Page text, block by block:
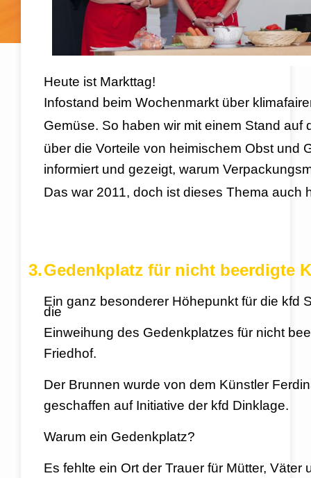
Heute ist Markttag!
Infostand beim Wochenmarkt über
Gemüse. So haben wir mit einem Stand auf
über die Vorteile von heimischem Obst und
informiert und gezeigt, warum
Das war 2011, doch ist dieses Thema auch
3.Gedenkplatz für nicht beerdigte
Ein ganz besonderer Höhepunkt für die kfd
die
Einweihung des Gedenkplatzes für nicht
Friedhof.
Der Brunnen wurde von dem Künstler
geschaffen auf Initiative der kfd Dinklage.
Warum ein Gedenkplatz?
Es fehlte ein Ort der Trauer für Mütter,